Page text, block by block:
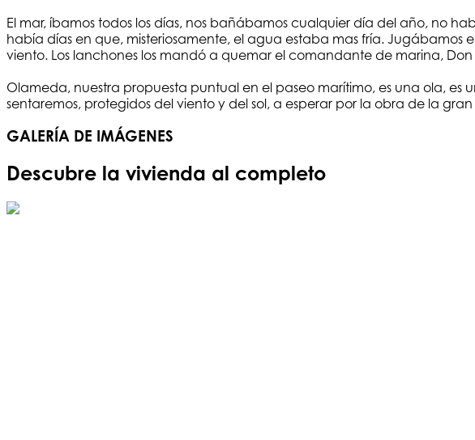
El mar, íbamos todos los días, nos bañábamos cualquier día del año, no
había días en que, misteriosamente, el agua estaba mas fría. Jugábamos
viento. Los lanchones los mandó a quemar el comandante de marina,
Olameda, nuestra propuesta puntual en el paseo marítimo, es una ola,
sentaremos, protegidos del viento y del sol, a esperar por la obra de la
GALERÍA DE IMÁGENES
Descubre la vivienda al completo